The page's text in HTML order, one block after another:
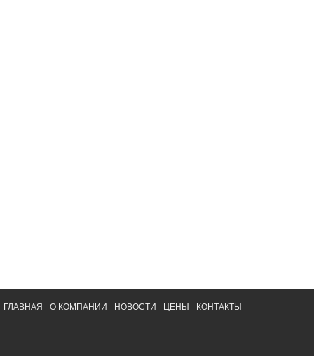
ГЛАВНАЯ О КОМПАНИИ НОВОСТИ ЦЕНЫ КОНТАКТЫ